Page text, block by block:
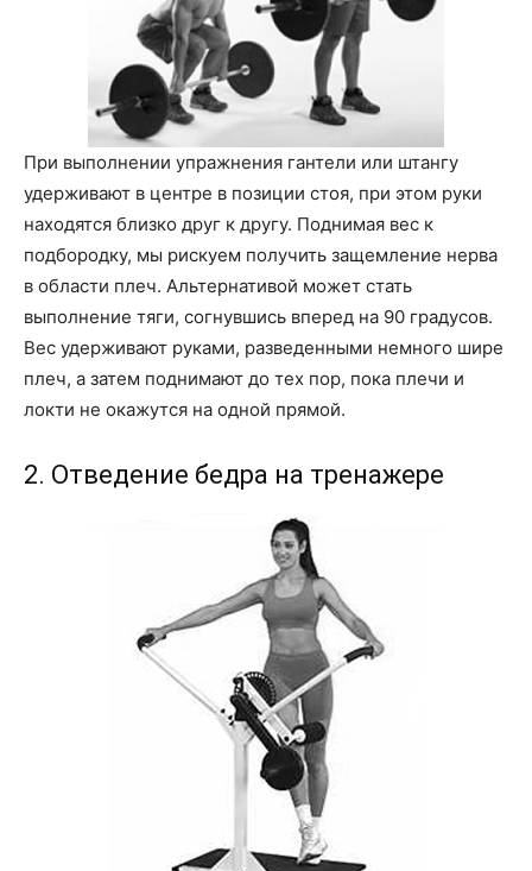
При выполнении упражнения гантели или штангу
удерживают в центре в позиции стоя, при этом руки
находятся близко друг к другу. Поднимая вес к
подбородку, мы рискуем получить защемление нерва
в области плеч. Альтернативой может стать
выполнение тяги, согнувшись вперед на 90 градусов.
Вес удерживают руками, разведенными немного шире
плеч, а затем поднимают до тех пор, пока плечи и
локти не окажутся на одной прямой.
2. Отведение бедра на тренажере